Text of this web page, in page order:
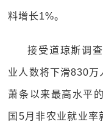
料增长1%。
接受道琼斯调
业人数将下滑830万
萧条以来最高水平
国5月非农业就业